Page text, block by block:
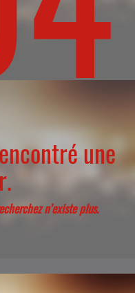
une
n’existe plus.